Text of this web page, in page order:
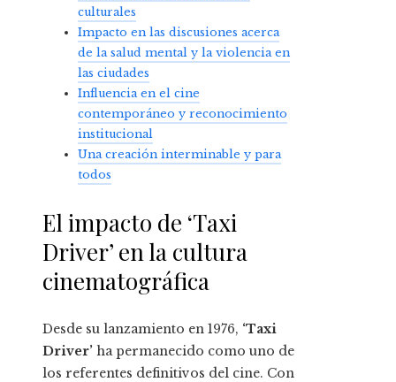
culturales
Impacto en las discusiones acerca
de la salud mental y la violencia en
las ciudades
Influencia en el cine
contemporáneo y reconocimiento
institucional
Una creación interminable y para
todos
El impacto de ‘Taxi
Driver’ en la cultura
cinematográfica
Desde su lanzamiento en 1976, ‘Taxi
Driver’ ha permanecido como uno de
los referentes definitivos del cine. Con